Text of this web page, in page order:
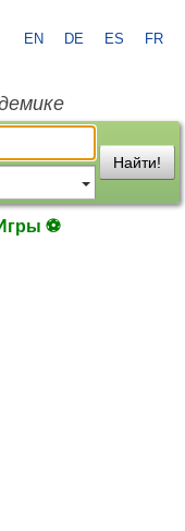
EN DE ES FR
Найти!
⚽